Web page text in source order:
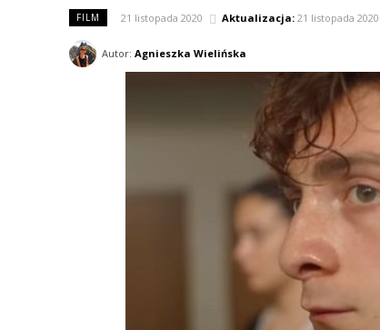
FILM 21 listopada 2020 Aktualizacja: 21 listopada 2020
Autor: Agnieszka Wielińska